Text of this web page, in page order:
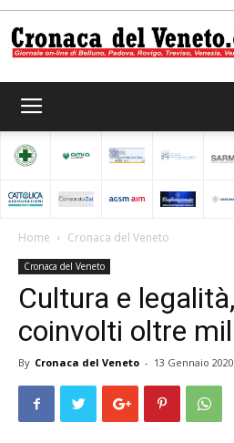
del
Home Cronaca del Veneto
Cronaca del Veneto
Cultura e
coinvolti oltre
By Cronaca del Veneto - 13 Gennaio 2020